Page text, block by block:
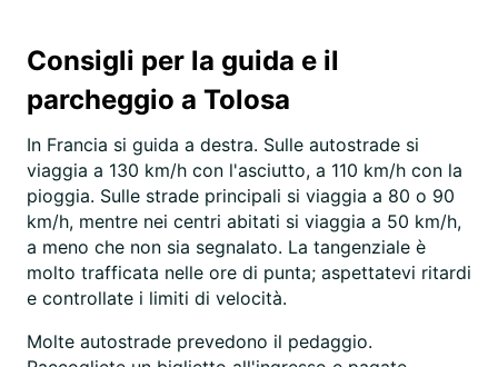
Consigli per la guida e il
parcheggio a Tolosa
In Francia si guida a destra. Sulle autostrade si
viaggia a 130 km/h con l'asciutto, a 110 km/h con la
pioggia. Sulle strade principali si viaggia a 80 o 90
km/h, mentre nei centri abitati si viaggia a 50 km/h,
a meno che non sia segnalato. La tangenziale è
molto trafficata nelle ore di punta; aspettatevi ritardi
e controllate i limiti di velocità.
Molte autostrade prevedono il pedaggio.